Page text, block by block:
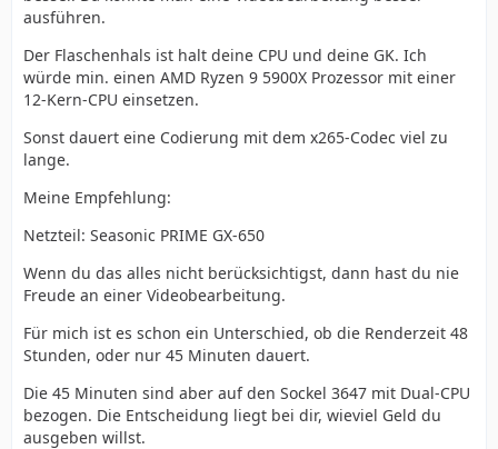
ausführen.
Der Flaschenhals ist halt deine CPU und deine GK. Ich
würde min. einen AMD Ryzen 9 5900X Prozessor mit einer
12-Kern-CPU einsetzen.
Sonst dauert eine Codierung mit dem x265-Codec viel zu
lange.
Meine Empfehlung:
Netzteil: Seasonic PRIME GX-650
Wenn du das alles nicht berücksichtigst, dann hast du nie
Freude an einer Videobearbeitung.
Für mich ist es schon ein Unterschied, ob die Renderzeit 48
Stunden, oder nur 45 Minuten dauert.
Die 45 Minuten sind aber auf den Sockel 3647 mit Dual-CPU
bezogen. Die Entscheidung liegt bei dir, wieviel Geld du
ausgeben willst.